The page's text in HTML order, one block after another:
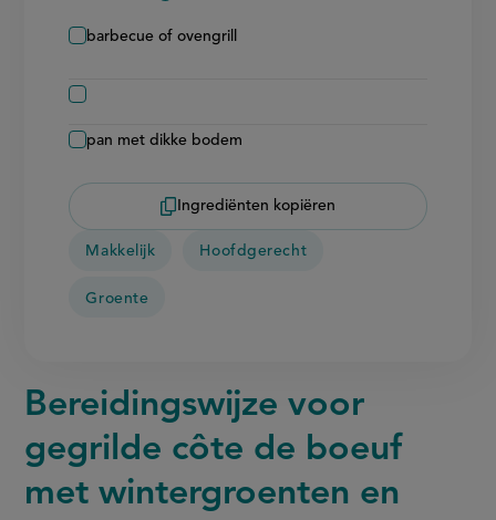
barbecue of ovengrill
pan met dikke bodem
Ingrediënten kopiëren
Makkelijk Hoofdgerecht
Groente
Bereidingswijze voor
gegrilde côte de boeuf
met wintergroenten en